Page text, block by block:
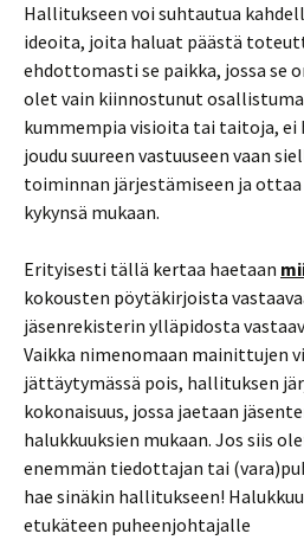
Hallitukseen voi suhtautua
ideoita, joita haluat päästä
ehdottomasti se paikka, jossa se
olet vain kiinnostunut
kummempia visioita tai taitoja, ei
joudu suureen vastuuseen vaan
toiminnan järjestämiseen ja ottaa
kykynsä mukaan.
Erityisesti tällä kertaa haetaan
kokousten pöytäkirjoista
jäsenrekisterin ylläpidosta
Vaikka nimenomaan mainittujen
jättäytymässä pois, hallituksen
kokonaisuus, jossa jaetaan
halukkuuksien mukaan. Jos siis
enemmän tiedottajan tai
hae sinäkin hallitukseen!
etukäteen puheenjohtajalle